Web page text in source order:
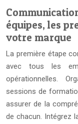
équipes, les
votre marque
La première étape
avec tous les
opérationnelles.
sessions de
assurer de la
de chacun. Intégrez